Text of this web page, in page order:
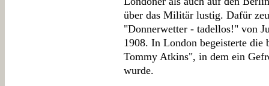
über das Militär lustig. Dafür
"Donnerwetter - tadellos!" von
1908. In London begeisterte
Tommy Atkins", in dem ein
wurde.